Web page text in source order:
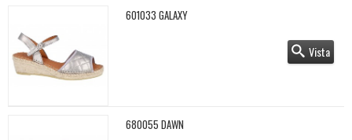
601033 GALAXY
Vista
680055 DAWN